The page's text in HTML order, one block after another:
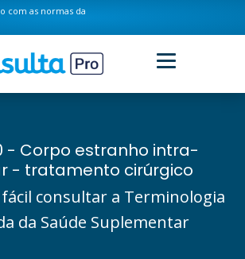
com as normas da
- Corpo estranho intra-
- tratamento cirúrgico
fácil consultar a Terminologia
da Saúde Suplementar